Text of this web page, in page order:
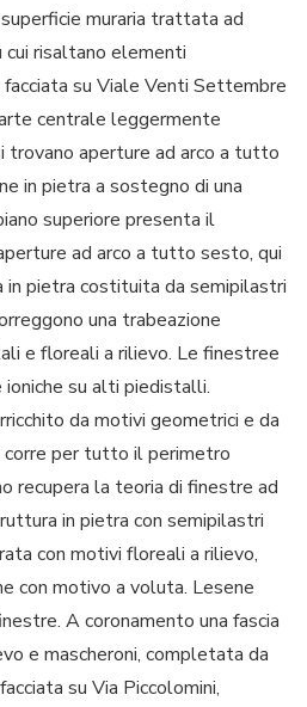
muraria trattata ad
risaltano elementi
su Viale Venti Settembre
centrale leggermente
trovano aperture ad arco a tutto
in pietra a sostegno di una
superiore presenta il
ad arco a tutto sesto, qui
in pietra costituita da semipilastri
una trabeazione
e floreali a rilievo. Le finestree
su alti piedistalli.
da motivi geometrici e da
corre per tutto il perimetro
recupera la teoria di finestre ad
in pietra con semipilastri
con motivi floreali a rilievo,
con motivo a voluta. Lesene
A coronamento una fascia
e mascheroni, completata da
su Via Piccolomini,